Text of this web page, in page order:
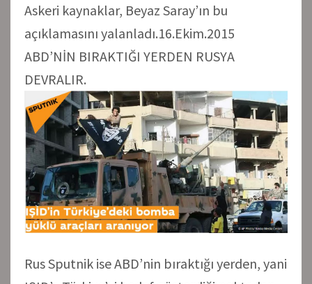
Askeri kaynaklar, Beyaz Saray’ın bu
açıklamasını yalanladı.16.Ekim.2015
ABD’NİN BIRAKTIĞI YERDEN RUSYA
DEVRALIR.
Rus Sputnik ise ABD’nin bıraktığı yerden, yani